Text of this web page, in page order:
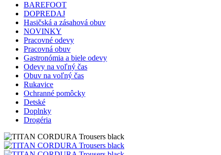
BAREFOOT
DOPREDAJ
Hasičská a zásahová obuv
NOVINKY
Pracovné odevy
Pracovná obuv
Gastronómia a biele odevy
Odevy na voľný čas
Obuv na voľný čas
Rukavice
Ochranné pomôcky
Detské
Doplnky
Drogéria